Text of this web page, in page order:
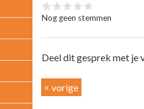
Nog geen stemmen
Deel dit gesprek met je
< vorige